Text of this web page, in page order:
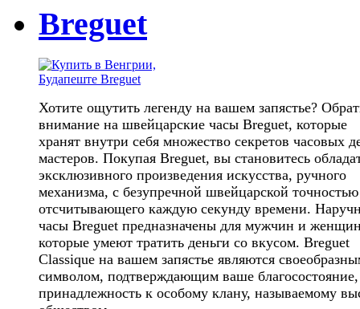
Breguet
Хотите ощутить легенду на вашем запястье?
внимание на швейцарские часы Breguet, которые
хранят внутри себя множество секретов часовых
мастеров. Покупая Breguet, вы становитесь
эксклюзивного произведения искусства, ручного
механизма, с безупречной швейцарской точностью
отсчитывающего каждую секунду времени.
часы Breguet предназначены для мужчин и
которые умеют тратить деньги со вкусом. Breguet
Classique на вашем запястье являются
символом, подтверждающим ваше благосостояние,
принадлежность к особому клану, называемому